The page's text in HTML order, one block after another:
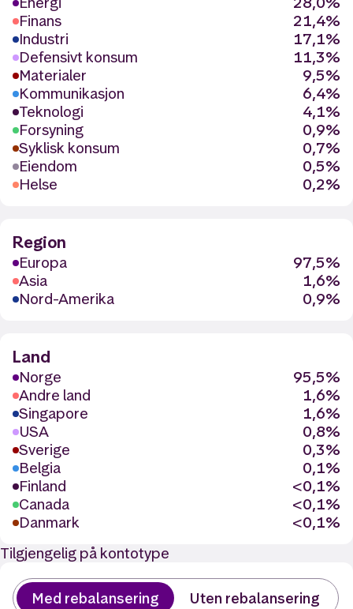
Finans
21,4%
Industri
17,1%
Defensivt konsum
11,3%
Materialer
9,5%
Kommunikasjon
6,4%
Teknologi
4,1%
Forsyning
0,9%
Syklisk konsum
0,7%
Eiendom
0,5%
Helse
0,2%
Region
Europa
97,5%
Asia
1,6%
Nord-Amerika
0,9%
Land
Norge
95,5%
Andre land
1,6%
Singapore
1,6%
USA
0,8%
Sverige
0,3%
Belgia
0,1%
Finland
<0,1%
Canada
<0,1%
Danmark
<0,1%
Tilgjengelig på kontotype
Med rebalansering
Uten rebalansering